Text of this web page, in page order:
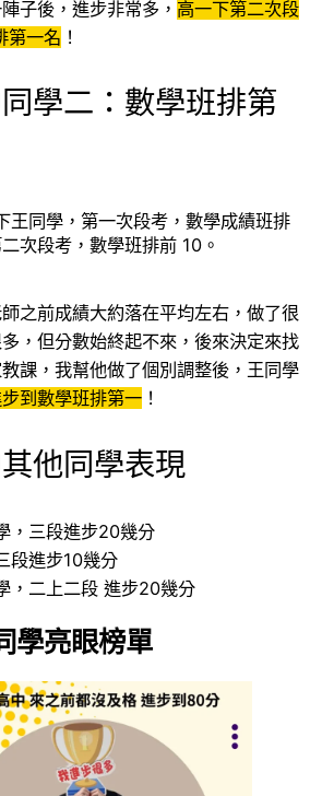
子後，進步非常多， 高一下第二次段
第一名 ！
學二：數學班排第
王同學，第一次段考，數學成績班排
次段考，數學班排前 10。
之前成績大約落在平均左右，做了很
，但分數始終起不來，後來決定來找
課，我幫他做了個別調整後，王同學
到數學班排第一 ！
他同學表現
，三段進步20幾分
段進步10幾分
，二上二段 進步20幾分
學亮眼榜單